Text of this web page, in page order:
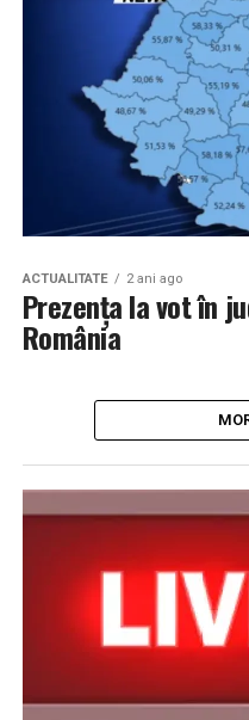
ACTUALITATE 2 ani ago
Prezența la vot în
România